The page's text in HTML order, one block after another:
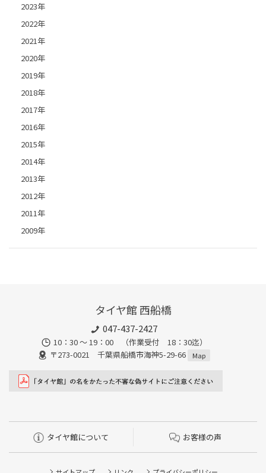
2023年
2022年
2021年
2020年
2019年
2018年
2017年
2016年
2015年
2014年
2013年
2012年
2011年
2009年
タイヤ館 西船橋
047-437-2427
10：30 ～ 19：00 （作業受付 18：30迄）
〒273-0021 千葉県船橋市海神5-29-66
Map
タイヤ館について お客様の声